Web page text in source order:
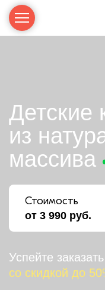
Детские
из
массива
Стоимость
от 3 990 руб.
Успейте
со скидкой до